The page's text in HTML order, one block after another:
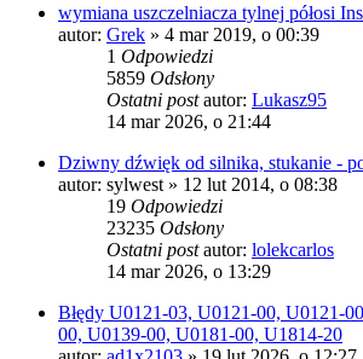
wymiana uszczelniacza tylnej półosi
autor: Grek » 4 mar 2019, o 00:39
1 Odpowiedzi
5859 Odsłony
Ostatni postautor: Lukasz95
14 mar 2026, o 21:44
Dziwny dźwięk od silnika, stukanie -
autor: sylwest » 12 lut 2014, o 08:38
19 Odpowiedzi
23235 Odsłony
Ostatni postautor: lolekcarlos
14 mar 2026, o 13:29
Błędy U0121-03, U0121-00, U0121-
00, U0139-00, U0181-00, U1814-20